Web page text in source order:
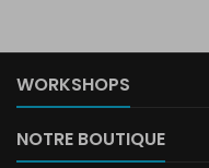
WORKSHOPS
NOTRE BOUTIQUE